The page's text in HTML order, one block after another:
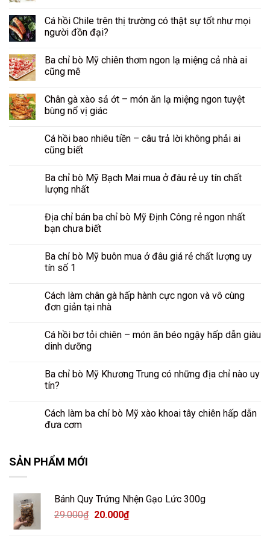
Cá hồi Chile trên thị trường có thật sự tốt như mọi
người đồn đại?
Ba chỉ bò Mỹ chiên thơm ngon lạ miệng cả nhà ai
cũng mê
Chân gà xào sả ớt – món ăn lạ miệng ngon tuyệt
bùng nổ vị giác
Cá hồi bao nhiêu tiền – câu trả lời không phải ai
cũng biết
Ba chỉ bò Mỹ Bạch Mai mua ở đâu rẻ uy tín chất
lượng nhất
Địa chỉ bán ba chỉ bò Mỹ Định Công rẻ ngon nhất
bạn chưa biết
Ba chỉ bò Mỹ buôn mua ở đâu giá rẻ chất lượng uy
tín số 1
Cách làm chân gà hấp hành cực ngon và vô cùng
đơn giản tại nhà
Cá hồi bơ tỏi chiên – món ăn béo ngậy hấp dẫn giàu
dinh dưỡng
Ba chỉ bò Mỹ Khương Trung có những địa chỉ nào uy
tín?
Cách làm ba chỉ bò Mỹ xào khoai tây chiên hấp dẫn
đưa cơm
SẢN PHẨM MỚI
Bánh Quy Trứng Nhện Gạo Lức 300g
29.000₫ Giá
20.000₫Giá